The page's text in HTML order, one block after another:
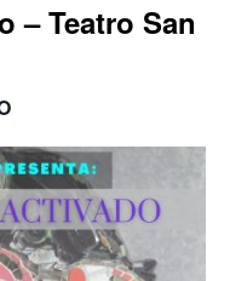
– Teatro San